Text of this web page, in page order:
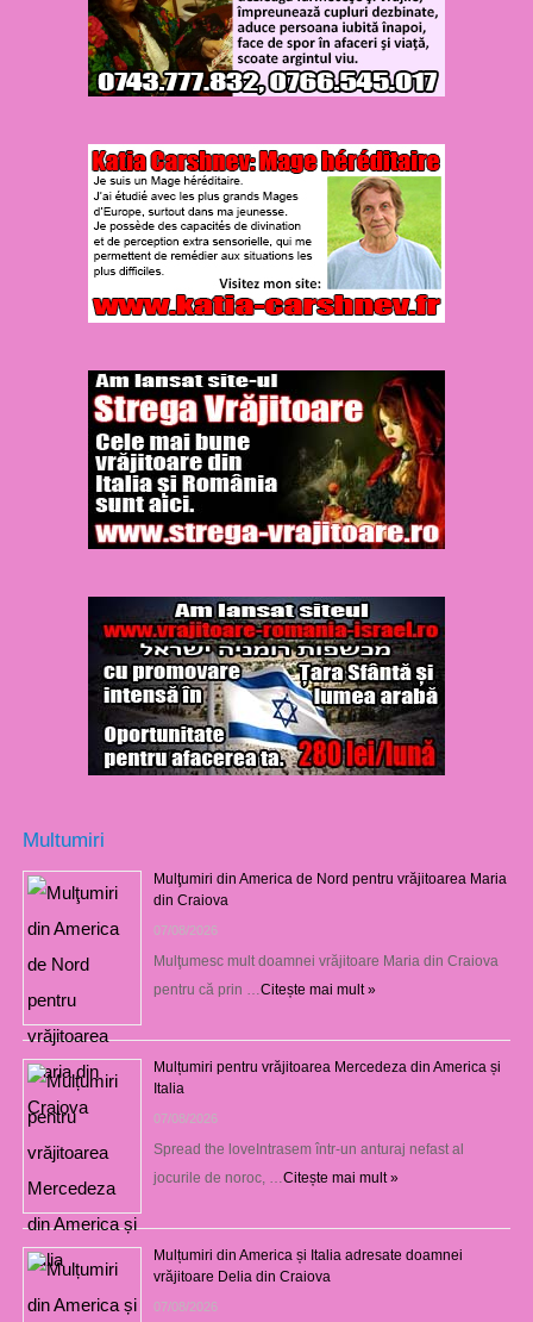
Multumiri
Mulţumiri din America de Nord pentru vrăjitoarea Maria
din Craiova
07/08/2026
Mulţumesc mult doamnei vrăjitoare Maria din Craiova
pentru că prin …Citește mai mult »
Mulțumiri pentru vrăjitoarea Mercedeza din America și
Italia
07/08/2026
Spread the loveIntrasem într-un anturaj nefast al
jocurile de noroc, …Citește mai mult »
Mulțumiri din America și Italia adresate doamnei
vrăjitoare Delia din Craiova
07/08/2026